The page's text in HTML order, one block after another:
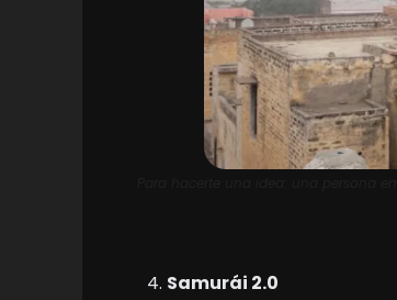
Samurái 2.0